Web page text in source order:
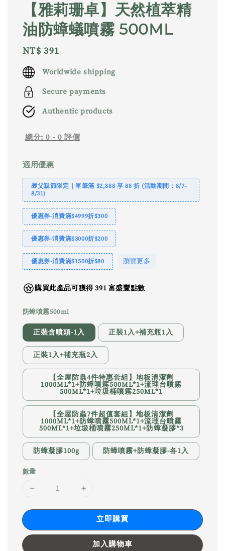
【雅莉珊卓】天然植萃精
油防蟑蟻噴霧 500ML
Regular
price
NT$ 391
Worldwide shipping
Secure payments
Authentic products
總分:0 - 0 評價
適用優惠
🎁父親節限定｜單筆滿 $2,888 享 88 折 (活動期間：8/7–
8/31)
優惠券-消費滿$4999折$300
優惠券-消費滿$3000折$200
優惠券-消費滿$1500折$80 瀏覽更多
購買此產品可獲得 391 富盛豐點數
防蟑噴霧500ml
正裝含噴頭-1入 正裝1入+補充瓶1入
正裝1入+補充瓶2入
【全屋防蟲4件特惠套組】地板清潔劑
1000ML*1+防蟑噴霧500ML*1+流理台噴霧
500ML*1+垃圾桶噴霧250ML*1
【全屋防蟲7件超值套組】地板清潔劑
1000ML*1+防蟑噴霧500ML*1+流理台噴霧
500ML*1+垃圾桶噴霧250ML*1+防蟑凝膠*3
防蟑凝膠100g 防蟑噴霧+防蟑凝膠-各1入
數量
立即購買
加入購物車